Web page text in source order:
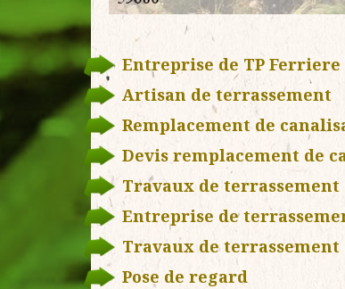
Entreprise de TP Ferriere
Artisan de terrassement
Remplacement de
Devis remplacement de
Travaux de terrassement
Entreprise de
Travaux de terrassement
Pose de regard